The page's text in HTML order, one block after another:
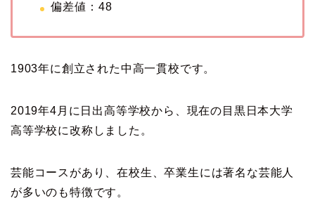
偏差値：48
1903年に創立された中高一貫校です。
2019年4月に日出高等学校から、現在の目黒日本大学
高等学校に改称しました。
芸能コースがあり、在校生、卒業生には著名な芸能人
が多いのも特徴です。